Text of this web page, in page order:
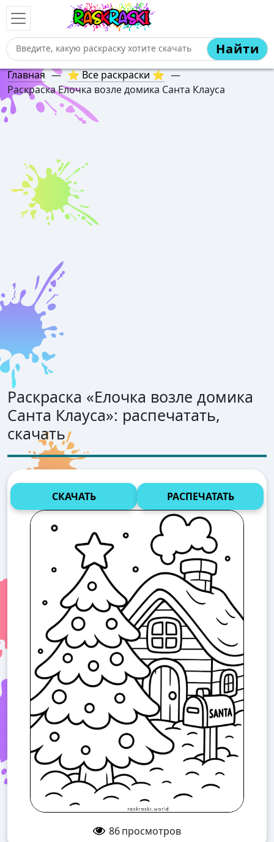
Найти
Главная — ⭐ Все раскраски ⭐ —
Раскраска Елочка возле домика Санта Клауса
Раскраска «Елочка возле домика
Санта Клауса»: распечатать,
скачать
СКАЧАТЬ РАСПЕЧАТАТЬ
86просмотров